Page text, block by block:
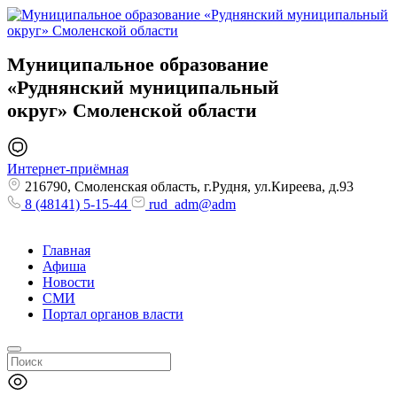
Муниципальное образование
«Руднянский муниципальный
округ» Смоленской области
Интернет-приёмная
216790, Смоленская область, г.Рудня, ул.Киреева, д.93
8 (48141) 5-15-44
rud_adm@adm
Главная
Афиша
Новости
СМИ
Портал органов власти